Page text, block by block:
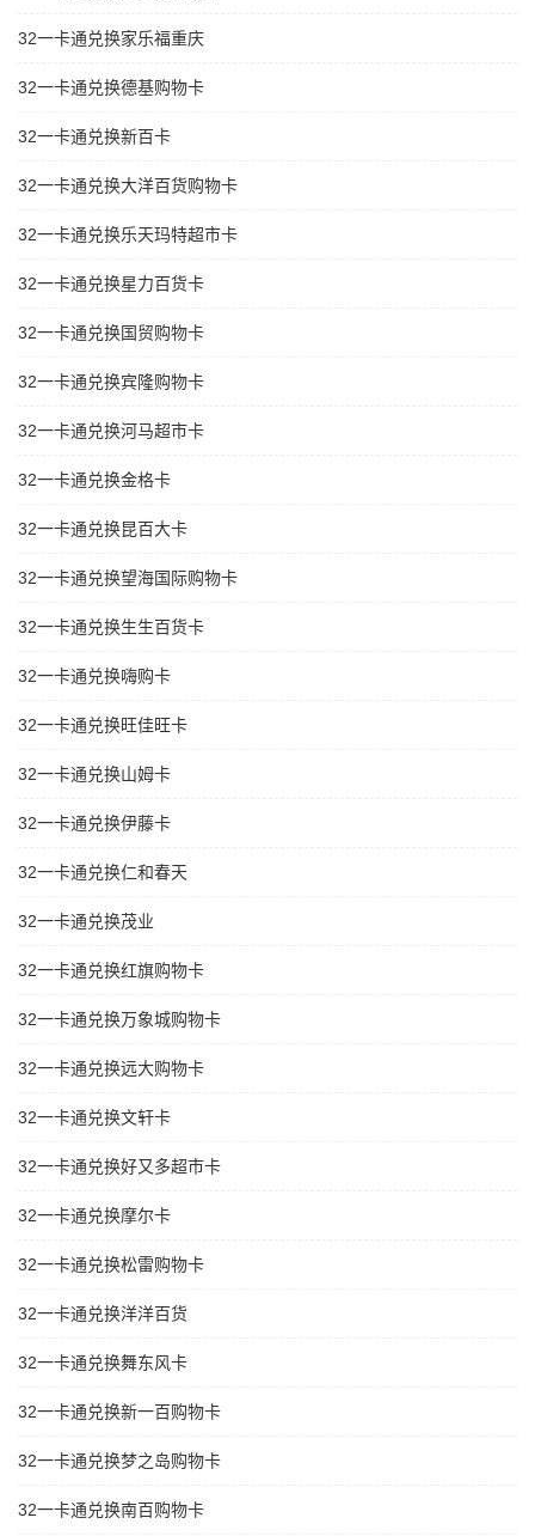
32一卡通兑换家乐福重庆
32一卡通兑换德基购物卡
32一卡通兑换新百卡
32一卡通兑换大洋百货购物卡
32一卡通兑换乐天玛特超市卡
32一卡通兑换星力百货卡
32一卡通兑换国贸购物卡
32一卡通兑换宾隆购物卡
32一卡通兑换河马超市卡
32一卡通兑换金格卡
32一卡通兑换昆百大卡
32一卡通兑换望海国际购物卡
32一卡通兑换生生百货卡
32一卡通兑换嗨购卡
32一卡通兑换旺佳旺卡
32一卡通兑换山姆卡
32一卡通兑换伊藤卡
32一卡通兑换仁和春天
32一卡通兑换茂业
32一卡通兑换红旗购物卡
32一卡通兑换万象城购物卡
32一卡通兑换远大购物卡
32一卡通兑换文轩卡
32一卡通兑换好又多超市卡
32一卡通兑换摩尔卡
32一卡通兑换松雷购物卡
32一卡通兑换洋洋百货
32一卡通兑换舞东风卡
32一卡通兑换新一百购物卡
32一卡通兑换梦之岛购物卡
32一卡通兑换南百购物卡